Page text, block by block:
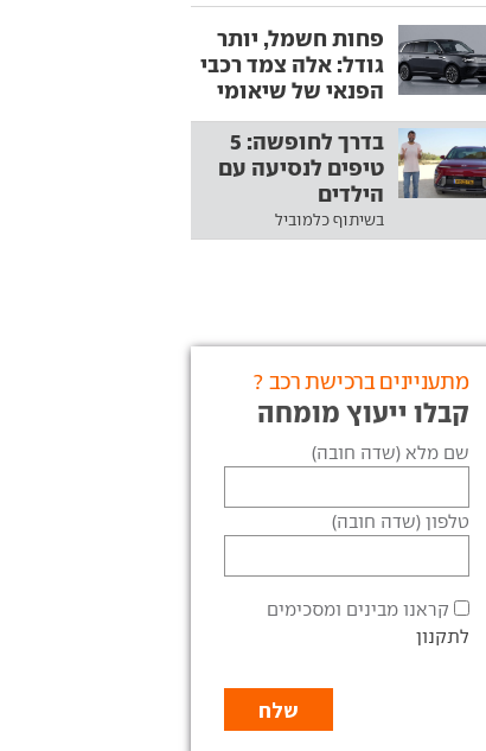
פחות חשמל, יותר
גודל: אלה צמד רכבי
הפנאי של שיאומי
בדרך לחופשה: 5
טיפים לנסיעה עם
הילדים
בשיתוף כלמוביל
מתעניינים ברכישת רכב ?
קבלו ייעוץ מומחה
שם מלא (שדה חובה)
טלפון (שדה חובה)
קראנו מבינים ומסכימים
לתקנון